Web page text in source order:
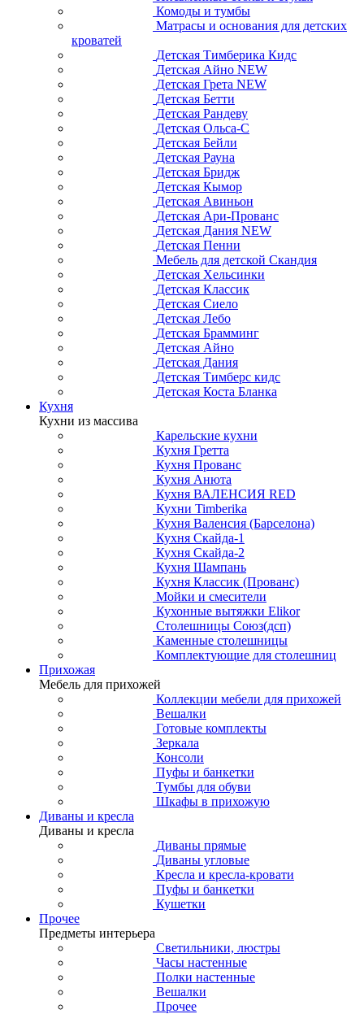
Комоды и тумбы
Матрасы и основания для детских
кроватей
Детская Тимберика Кидс
Детская Айно NEW
Детская Грета NEW
Детская Бетти
Детская Рандеву
Детская Ольса-С
Детская Бейли
Детская Рауна
Детская Бридж
Детская Кымор
Детская Авиньон
Детская Ари-Прованс
Детская Дания NEW
Детская Пенни
Мебель для детской Скандия
Детская Хельсинки
Детская Классик
Детская Сиело
Детская Лебо
Детская Брамминг
Детская Айно
Детская Дания
Детская Тимберс кидс
Детская Коста Бланка
Кухня
Кухни из массива
Карельские кухни
Кухня Гретта
Кухня Прованс
Кухня Анюта
Кухня ВАЛЕНСИЯ RED
Кухни Timberika
Кухня Валенсия (Барселона)
Кухня Скайда-1
Кухня Скайда-2
Кухня Шампань
Кухня Классик (Прованс)
Мойки и смесители
Кухонные вытяжки Elikor
Столешницы Союз(дсп)
Каменные столешницы
Комплектующие для столешниц
Прихожая
Мебель для прихожей
Коллекции мебели для прихожей
Вешалки
Готовые комплекты
Зеркала
Консоли
Пуфы и банкетки
Тумбы для обуви
Шкафы в прихожую
Диваны и кресла
Диваны и кресла
Диваны прямые
Диваны угловые
Кресла и кресла-кровати
Пуфы и банкетки
Кушетки
Прочее
Предметы интерьера
Светильники, люстры
Часы настенные
Полки настенные
Вешалки
Прочее